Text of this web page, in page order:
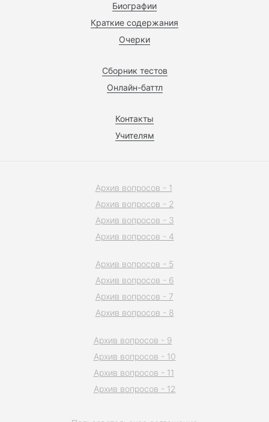
Биографии
Краткие содержания
Очерки
Сборник тестов
Онлайн-баттл
Контакты
Учителям
Архив вопросов - 1
Архив вопросов - 2
Архив вопросов - 3
Архив вопросов - 4
Архив вопросов - 5
Архив вопросов - 6
Архив вопросов - 7
Архив вопросов - 8
Архив вопросов - 9
Архив вопросов - 10
Архив вопросов - 11
Архив вопросов - 12